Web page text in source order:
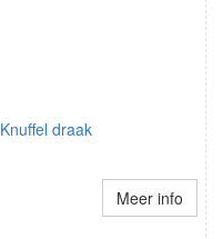
Knuffel draak
Meer info